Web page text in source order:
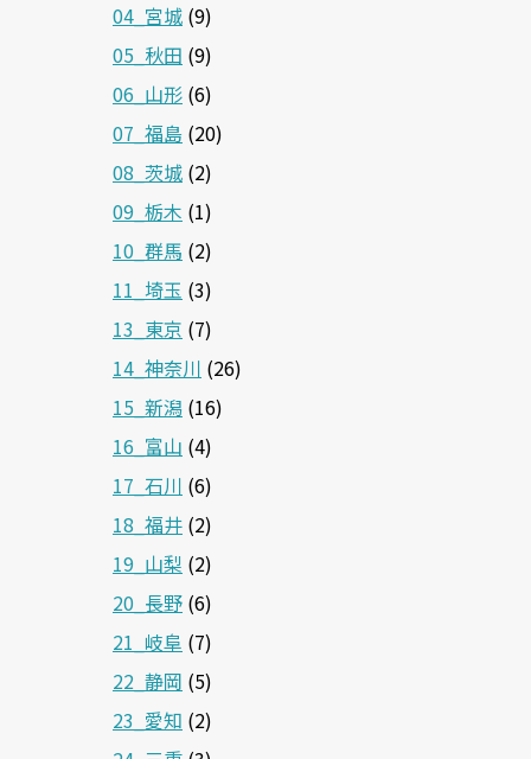
04_宮城 (9)
05_秋田 (9)
06_山形 (6)
07_福島 (20)
08_茨城 (2)
09_栃木 (1)
10_群馬 (2)
11_埼玉 (3)
13_東京 (7)
14_神奈川 (26)
15_新潟 (16)
16_富山 (4)
17_石川 (6)
18_福井 (2)
19_山梨 (2)
20_長野 (6)
21_岐阜 (7)
22_静岡 (5)
23_愛知 (2)